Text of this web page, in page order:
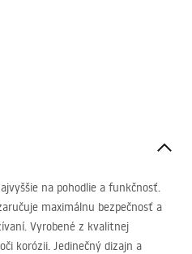
na pohodlie a funkčnosť.
maximálnu bezpečnosť a
Vyrobené z kvalitnej
korózii. Jedinečný dizajn a